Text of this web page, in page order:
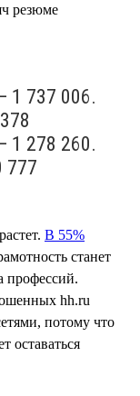
резюме
1 737 006.
1 278 260.
777
В 55%
станет
профессий.
hh.ru
потому что
оставаться